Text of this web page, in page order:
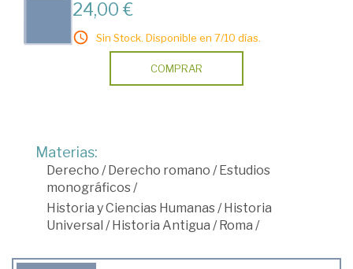
24,00 €
Sin Stock. Disponible en 7/10 días.
COMPRAR
Materias:
Derecho /Derecho romano /Estudios
monográficos /
Historia y Ciencias Humanas /Historia
Universal /Historia Antigua /Roma /